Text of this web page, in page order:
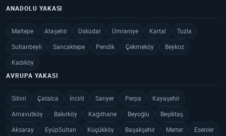
ANADOLU YAKASI
Maltepe Ataşehir Üsküdar Ümraniye Kartal
Tuzla
Sultanbeyli
Sancaktepe Pendik Çekmeköy
Beykoz
Kadıköy
AVRUPA YAKASI
Silivri Çatalca İncirli Sarıyer Perpa
Kayaşehir
Arnavutköy
Bakırköy Kağıthane Beyoğlu
Beşiktaş
Aksaray
EyüpSultan Küçükköy Başakşehir Merter
Esenler